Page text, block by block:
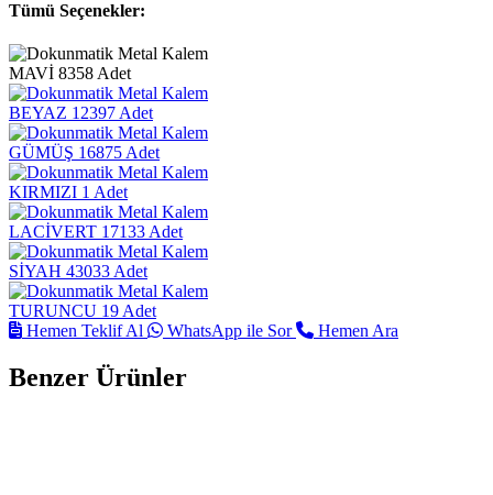
Tümü Seçenekler:
MAVİ 8358 Adet
BEYAZ 12397 Adet
GÜMÜŞ 16875 Adet
KIRMIZI 1 Adet
LACİVERT 17133 Adet
SİYAH 43033 Adet
TURUNCU 19 Adet
Hemen Teklif Al
WhatsApp ile Sor Hemen Ara
Benzer Ürünler